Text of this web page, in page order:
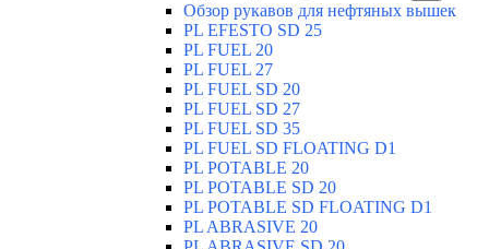
Обзор рукавов для нефтяных вышек
PL EFESTO SD 25
PL FUEL 20
PL FUEL 27
PL FUEL SD 20
PL FUEL SD 27
PL FUEL SD 35
PL FUEL SD FLOATING D1
PL POTABLE 20
PL POTABLE SD 20
PL POTABLE SD FLOATING D1
PL ABRASIVE 20